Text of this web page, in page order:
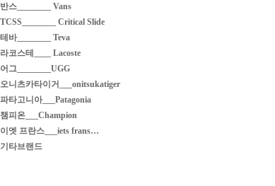
반스________ Vans
TCSS________ Critical Slide
테바________ Teva
라코스테____ Lacoste
어그________UGG
오니츠카타이거___onitsukatiger
파타고니아___Patagonia
챔피온___Champion
이엣 프란스___iets frans…
기타브랜드